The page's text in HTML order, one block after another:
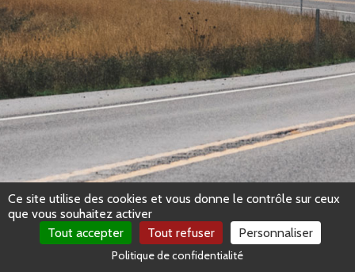
Ce site utilise des cookies et vous donne le contrôle sur ceux
que vous souhaitez activer
Tout accepter
Tout refuser Personnaliser
Politique de confidentialité